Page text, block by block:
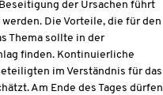
der Ursachen führt
Die Vorteile, die für den
Thema sollte in der
finden. Kontinuierliche
im Verständnis für das
Am Ende des Tages dürfen